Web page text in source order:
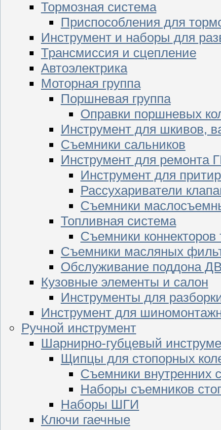
Тормозная система
Приспособления для
Инструмент и наборы для
Трансмиссия и сцепление
Автоэлектрика
Моторная группа
Поршневая группа
Оправки поршневых
Инструмент для шкивов,
Съемники сальников
Инструмент для ремонта
Инструмент для
Рассухариватели
Съемники
Топливная система
Съемники
Съемники масляных
Обслуживание поддона
Кузовные элементы и салон
Инструменты для
Инструмент для
Ручной инструмент
Шарнирно-губцевый
Щипцы для стопорных
Съемники внутренних
Наборы съемников
Наборы ШГИ
Ключи гаечные